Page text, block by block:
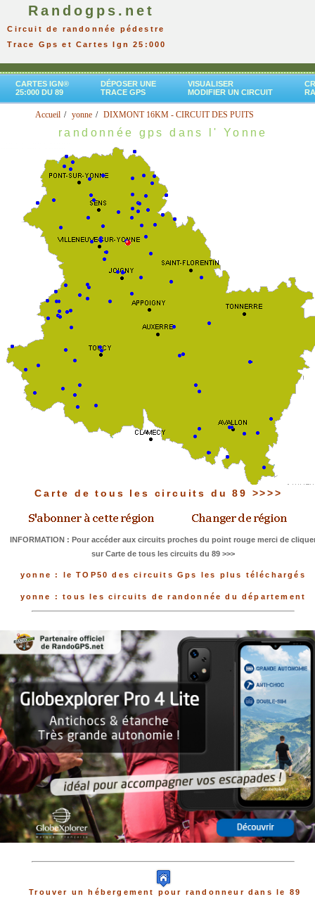
Randogps.net
Circuit de randonnée pédestre
Trace Gps et Cartes Ign 25:000
CARTES IGN®
25:000 DU 89
DÉPOSER UNE
TRACE GPS
VISUALISER
MODIFIER UN CIRCUIT
Accueil yonne DIXMONT 16KM - CIRCUIT DES PUITS
randonnée gps dans l' Yonne
Carte de tous les circuits du 89 >>>>
INFORMATION : Pour accéder aux circuits proches du point rouge merci de
sur Carte de tous les circuits du 89 >>>
yonne : le TOP50 des circuits Gps les plus téléchargés
yonne : tous les circuits de randonnée du département
Trouver un hébergement pour randonneur dans le 89